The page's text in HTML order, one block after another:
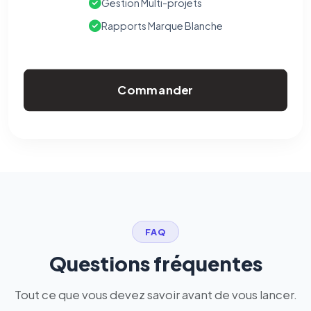
Gestion Multi-projets
Rapports Marque Blanche
Commander
FAQ
Questions fréquentes
Tout ce que vous devez savoir avant de vous lancer.